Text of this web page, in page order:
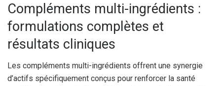
Compléments multi-ingrédients :
formulations complètes et
résultats cliniques
Les compléments multi-ingrédients offrent une synergie
d’actifs spécifiquement conçus pour renforcer la santé